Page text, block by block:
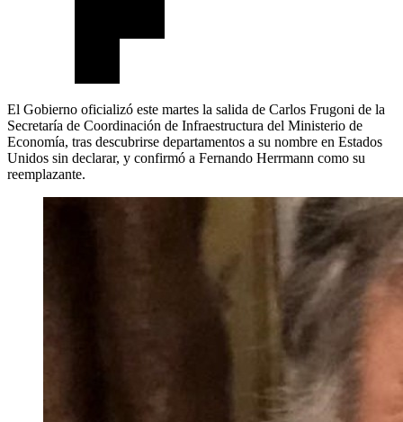
El Gobierno oficializó este martes la salida de Carlos Frugoni de la
Secretaría de Coordinación de Infraestructura del Ministerio de
Economía, tras descubrirse departamentos a su nombre en Estados
Unidos sin declarar, y confirmó a Fernando Herrmann como su
reemplazante.